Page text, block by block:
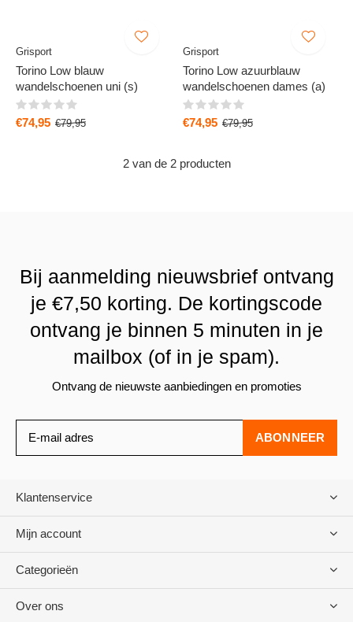
Grisport
Torino Low blauw
wandelschoenen uni (s)
€74,95 €79,95
Grisport
Torino Low azuurblauw
wandelschoenen dames (a)
€74,95 €79,95
2 van de 2 producten
Bij aanmelding nieuwsbrief ontvang
je €7,50 korting. De kortingscode
ontvang je binnen 5 minuten in je
mailbox (of in je spam).
Ontvang de nieuwste aanbiedingen en promoties
ABONNEER
Klantenservice
Mijn account
Categorieën
Over ons